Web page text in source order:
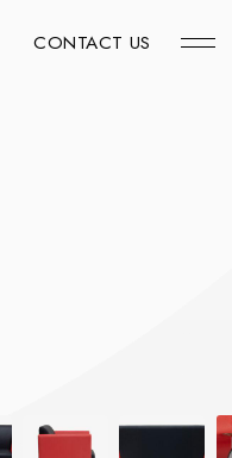
CONTACT US